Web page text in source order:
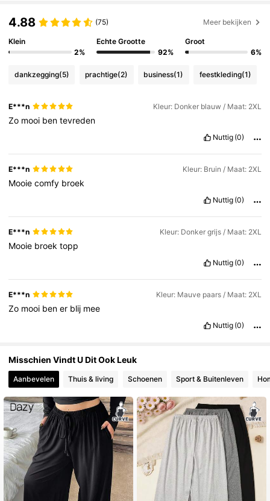
4.80 400K Volgers
4.80
4.80 400K Volgers
4.88 (75) Meer bekijken
Klein
2%
Echte Grootte
92%
Groot
6%
dankzegging(5) prachtige(2) business(1) feestkleding(1)
E***n Kleur: Donker blauw / Maat: 2XL
Zo mooi bentevreden
Nuttig (0)
E***n Kleur: Bruin / Maat: 2XL
Mooiecomfy broek
Nuttig (0)
E***n Kleur: Donker grijs / Maat: 2XL
Mooie broektopp
Nuttig (0)
E***n Kleur: Mauve paars / Maat: 2XL
Zo mooi bener blij mee
Nuttig (0)
Misschien Vindt U Dit Ook Leuk
Aanbevelen Thuis & living Schoenen Sport & Buitenleven